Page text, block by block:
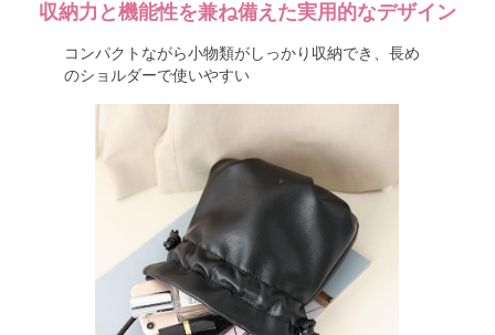
収納力と機能性を兼ね備えた実用的なデザイン
コンパクトながら小物類がしっかり収納でき、長め
のショルダーで使いやすい